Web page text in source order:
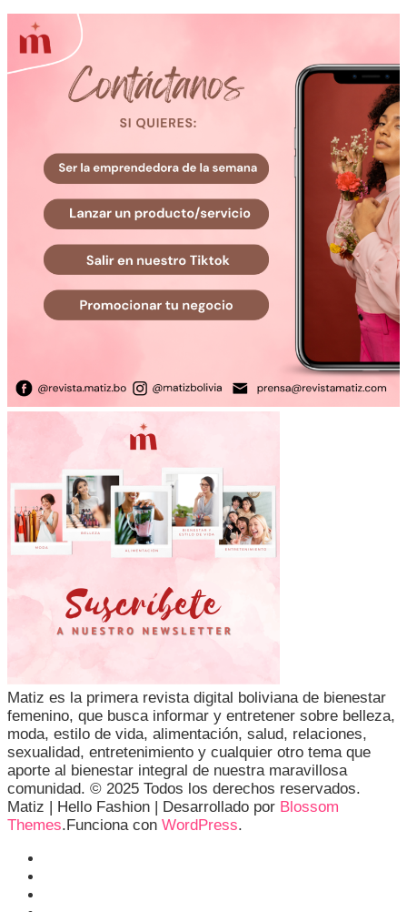
Matiz es la primera revista digital boliviana de bienestar
femenino, que busca informar y entretener sobre belleza,
moda, estilo de vida, alimentación, salud, relaciones,
sexualidad, entretenimiento y cualquier otro tema que
aporte al bienestar integral de nuestra maravillosa
comunidad. © 2025 Todos los derechos reservados.
Matiz | Hello Fashion | Desarrollado por Blossom
Themes.Funciona con WordPress.